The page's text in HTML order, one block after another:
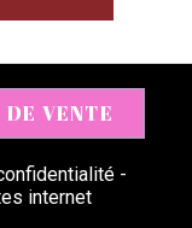
VENTE
internet